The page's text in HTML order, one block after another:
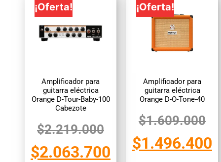
¡Oferta!
Amplificador para
guitarra eléctrica
Orange D-Tour-Baby-100
Cabezote
$2.219.000
$2.063.700
¡Oferta!
Amplificador para
guitarra eléctrica
Orange D-O-Tone-40
$1.609.000
$1.496.400